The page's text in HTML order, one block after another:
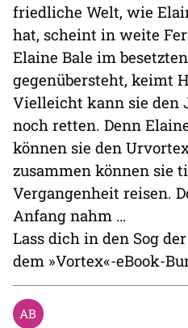
friedliche Welt, wie
hat, scheint in weite
Elaine Bale im
gegenübersteht, keimt
Vielleicht kann sie den
noch retten. Denn
können sie den
zusammen können sie
Vergangenheit reisen.
Anfang nahm …
Lass dich in den Sog
dem »Vortex«-eBook-